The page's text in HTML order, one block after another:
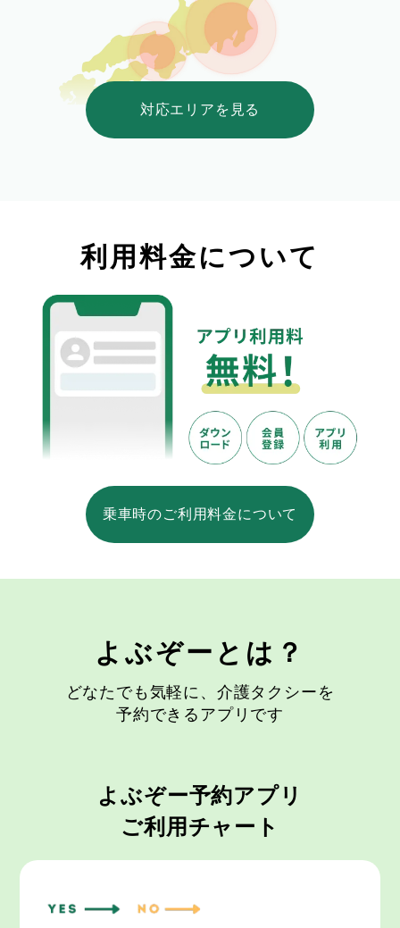
対応エリアを見る
利用料金について
乗車時のご利用料金について
よぶぞーとは？
どなたでも気軽に、介護タクシーを
予約できるアプリです
よぶぞー予約アプリ
ご利用チャート